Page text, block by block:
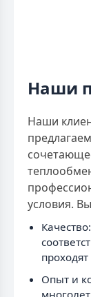
Наши
Наши
условия.
Опыт и